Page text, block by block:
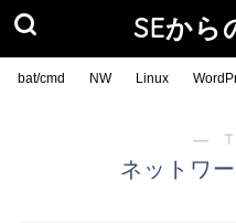
SEから
bat/cmd NW Linux
―
ネットワ